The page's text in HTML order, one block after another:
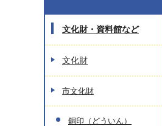
文化財・資料館など
文化財
市文化財
銅印（どういん）